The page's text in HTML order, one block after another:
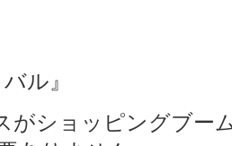
ル』
がショッピングブー